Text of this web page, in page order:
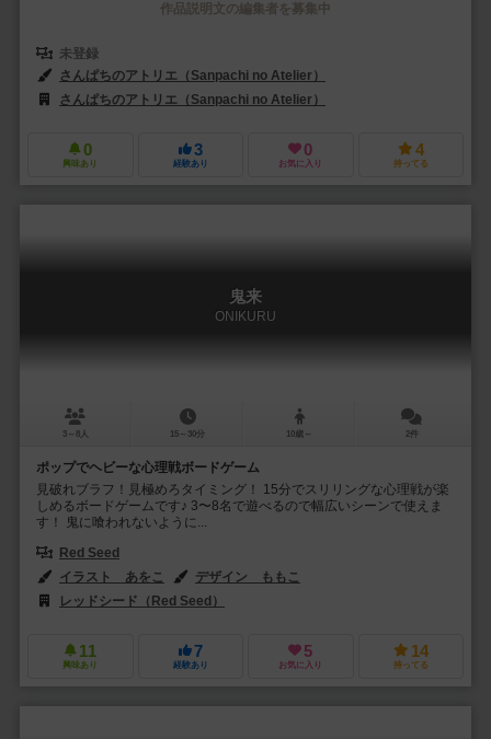
作品説明文の編集者を募集中
未登録
さんぱちのアトリエ（Sanpachi no Atelier）
さんぱちのアトリエ（Sanpachi no Atelier）
0
興味あり
3
経験あり
0
お気に入り
4
持ってる
鬼来
ONIKURU
3～8人 15～30分 10歳～ 2件
ポップでヘビーな心理戦ボードゲーム
見破れブラフ！見極めろタイミング！ 15分でスリリングな心理戦が楽
しめるボードゲームです♪ 3〜8名で遊べるので幅広いシーンで使えま
す！ ‪鬼に喰われないように...
Red Seed
イラスト あをこ
デザイン ももこ
レッドシード（Red Seed）
11
興味あり
7
経験あり
5
お気に入り
14
持ってる